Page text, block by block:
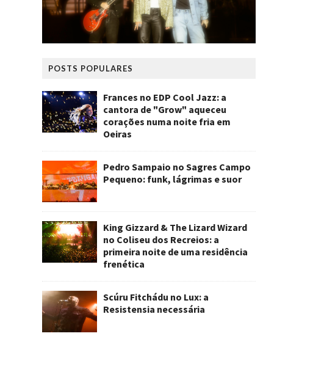
POSTS POPULARES
Frances no EDP Cool Jazz: a
cantora de "Grow" aqueceu
corações numa noite fria em
Oeiras
Pedro Sampaio no Sagres Campo
Pequeno: funk, lágrimas e suor
King Gizzard & The Lizard Wizard
no Coliseu dos Recreios: a
primeira noite de uma residência
frenética
Scúru Fitchádu no Lux: a
Resistensia necessária